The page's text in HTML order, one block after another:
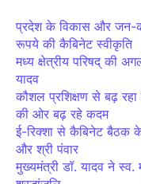
प्रदेश के विकास और जन-
रूपये की कैबिनेट स्वीकृति
मध्य क्षेत्रीय परिषद् की
यादव
कौशल प्रशिक्षण से बढ़ रहा
की ओर बढ़ रहे कदम
ई-रिक्शा से कैबिनेट बैठक के
और श्री पंवार
मुख्यमंत्री डॉ. यादव ने स्व.